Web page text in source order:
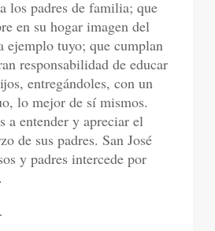
los padres de familia; que
en su hogar imagen del
ejemplo tuyo; que cumplan
responsabilidad de educar
entregándoles, con un
lo mejor de sí mismos.
a entender y apreciar el
de sus padres. San José
y padres intercede por